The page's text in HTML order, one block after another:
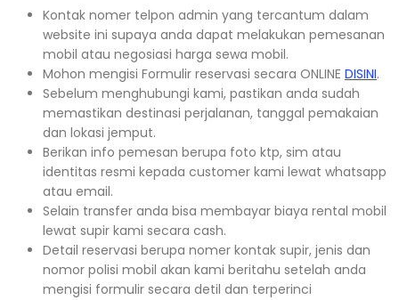
Kontak nomer telpon admin yang tercantum dalam
website ini supaya anda dapat melakukan pemesanan
mobil atau negosiasi harga sewa mobil.
Mohon mengisi Formulir reservasi secara ONLINE DISINI.
Sebelum menghubungi kami, pastikan anda sudah
memastikan destinasi perjalanan, tanggal pemakaian
dan lokasi jemput.
Berikan info pemesan berupa foto ktp, sim atau
identitas resmi kepada customer kami lewat whatsapp
atau email.
Selain transfer anda bisa membayar biaya rental mobil
lewat supir kami secara cash.
Detail reservasi berupa nomer kontak supir, jenis dan
nomor polisi mobil akan kami beritahu setelah anda
mengisi formulir secara detil dan terperinci